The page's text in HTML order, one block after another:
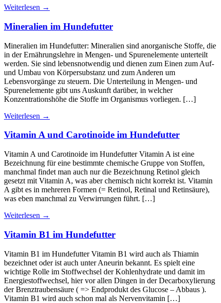
Weiterlesen →
Mineralien im Hundefutter
Mineralien im Hundefutter: Mineralien sind anorganische Stoffe, die
in der Ernährungslehre in Mengen- und Spurenelemente unterteilt
werden. Sie sind lebensnotwendig und dienen zum Einen zum Auf-
und Umbau von Körpersubstanz und zum Anderen um
Lebensvorgänge zu steuern. Die Unterteilung in Mengen- und
Spurenelemente gibt uns Auskunft darüber, in welcher
Konzentrationshöhe die Stoffe im Organismus vorliegen. […]
Weiterlesen →
Vitamin A und Carotinoide im Hundefutter
Vitamin A und Carotinoide im Hundefutter Vitamin A ist eine
Bezeichnung für eine bestimmte chemische Gruppe von Stoffen,
manchmal findet man auch nur die Bezeichnung Retinol gleich
gesetzt mit Vitamin A, was aber chemisch nicht korrekt ist. Vitamin
A gibt es in mehreren Formen (= Retinol, Retinal und Retinsäure),
was eben manchmal zu Verwirrungen führt. […]
Weiterlesen →
Vitamin B1 im Hundefutter
Vitamin B1 im Hundefutter Vitamin B1 wird auch als Thiamin
bezeichnet oder ist auch unter Aneurin bekannt. Es spielt eine
wichtige Rolle im Stoffwechsel der Kohlenhydrate und damit im
Energiestoffwechsel, hier vor allen Dingen in der Decarboxylierung
der Brenztraubensäure ( => Endprodukt des Glucose – Abbaus ).
Vitamin B1 wird auch schon mal als Nervenvitamin […]